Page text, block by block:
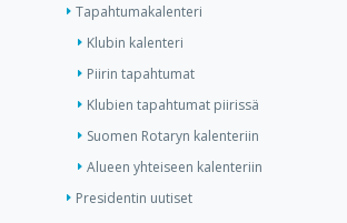
Tapahtumakalenteri
Klubin kalenteri
Piirin tapahtumat
Klubien tapahtumat piirissä
Suomen Rotaryn kalenteriin
Alueen yhteiseen kalenteriin
Presidentin uutiset